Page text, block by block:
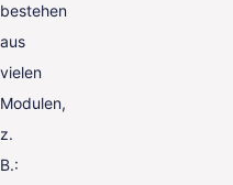
bestehen
aus
vielen
Modulen,
z.
B.: